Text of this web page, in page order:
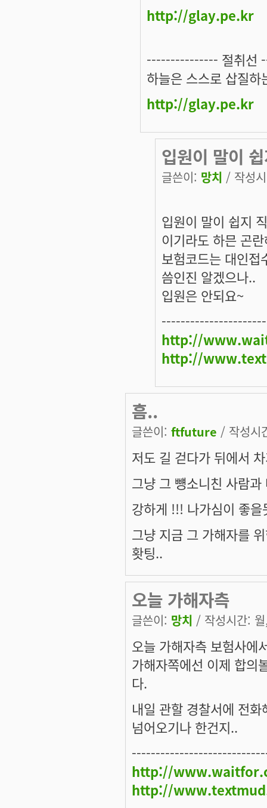
http://glay.pe.kr
--------------- 절취
하늘은 스스로 삽질
http://glay.pe.kr
입원이 말이
글쓴이: 망치 / 작성
입원이 말이 쉽지
이기라도 하믄 곤
보험코드는 대인
씀인진 알겠으나..
입원은 안되요~
http://
http://
흠..
글쓴이: ftfuture / 작성시
저도 길 걷다가 뒤에서
그냥 그 뻉소니친 사람
강하게 !!! 나가심이 좋을
그냥 지금 그 가해자를
홧팅..
오늘 가해자측
글쓴이: 망치 / 작성시간:
오늘 가해자측 보험사에
가해자쪽에선 이제 합의
다.
내일 관할 경찰서에 전
넘어오기나 한건지..
http://
http://